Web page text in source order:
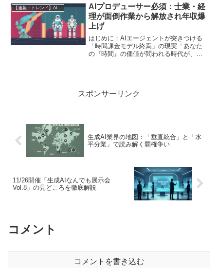
に追われ、手作業によるミスのリスクに
怯えていませんか？ 厳...
【速報・トレンド】AI仕事術と最新活用ニュース
AIプロデューサー必須：士業・経
理が面倒作業から解放され年収爆
上げ
はじめに：AIエージェントが突きつける
「時間課金モデル終焉」の現実「あなた
の『時間』の価値が問われる時代が、つ
スポンサーリンク
生成AI業界の地図：「垂直統合」と「水
平分業」で読み解く覇権争い
11/26開催「生成AIなんでも展示会
Vol.8」の見どころを徹底解説
コメント
コメントを書き込む